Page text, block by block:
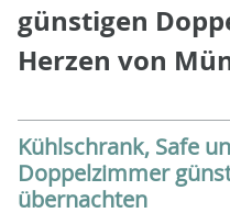
günstigen
Herzen von
Kühlschrank, Safe
Doppelzimmer
übernachten